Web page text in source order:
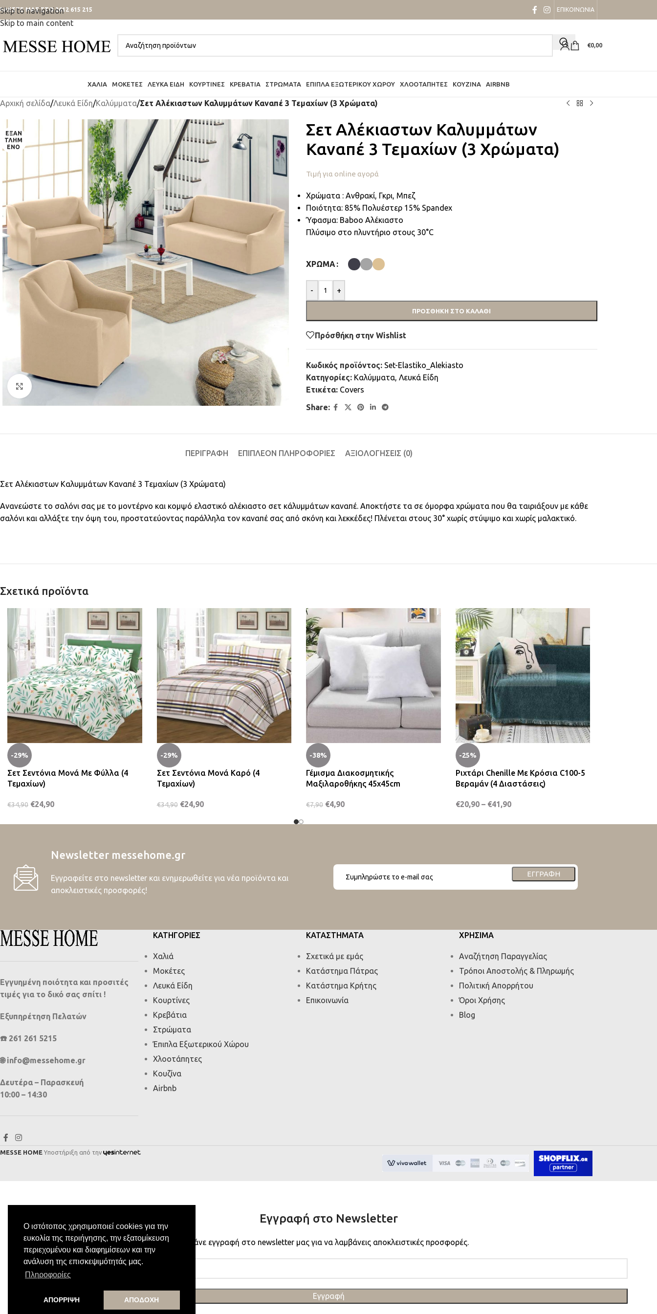
Ο ιστότοπος χρησιμοποιεί cookies για την
ευκολία της περιήγησης, την εξατομίκευση
περιεχομένου και διαφημίσεων και την
ανάλυση της επισκεψιμότητάς μας.
Πληροφορίες
ΑΠΟΡΡΙΨΗ ΑΠΟΔΟΧΗ
Skip to navigation
Skip to main content
ΜΑΣ ΣΤΟ 2612 615 215 ΕΠΙΚΟΙΝΩΝΙΑ
€0,00
ΧΑΛΙΆ ΜΟΚΈΤΕΣ ΛΕΥΚΆ ΕΊΔΗ ΚΟΥΡΤΊΝΕΣ ΚΡΕΒΆΤΙΑ ΣΤΡΏΜΑΤΑ ΈΠΙΠΛΑ ΕΞΩΤΕΡΙΚΟΎ ΧΏΡΟΥ ΧΛΟΟΤΆΠΗΤΕΣ ΚΟΥΖΊΝΑ AIRBNB
Αρχική σελίδα/Λευκά Είδη/Καλύμματα/Σετ Αλέκιαστων Καλυμμάτων Καναπέ 3 Τεμαχίων (3 Χρώματα)
ΕΞΑΝ
ΤΛΗΜ
ΈΝΟ
Κλικ για μεγέθυνση
Σετ Αλέκιαστων Καλυμμάτων
Καναπέ 3 Τεμαχίων (3 Χρώματα)
Τιμή για online αγορά
Χρώματα : Ανθρακί, Γκρι, Μπεζ
Ποιότητα: 85% Πολυέστερ 15% Spandex
Ύφασμα: Baboo Αλέκιαστο
Πλύσιμο στο πλυντήριο στους 30°C
ΧΡΏΜΑ
- +
ΠΡΟΣΘΉΚΗ ΣΤΟ ΚΑΛΆΘΙ
Πρόσθήκη στην Wishlist
Κωδικός προϊόντος: Set-Elastiko_Alekiasto
Κατηγορίες: Καλύμματα, Λευκά Είδη
Ετικέτα: Covers
Share:
ΠΕΡΙΓΡΑΦΉ ΕΠΙΠΛΈΟΝ ΠΛΗΡΟΦΟΡΊΕΣ ΑΞΙΟΛΟΓΉΣΕΙΣ (0)
Σετ Αλέκιαστων Καλυμμάτων Καναπέ 3 Τεμαχίων (3 Χρώματα)
Ανανεώστε το σαλόνι σας με το μοντέρνο και κομψό ελαστικό αλέκιαστο σετ κάλυμμάτων καναπέ. Αποκτήστε τα σε όμορφα χρώματα που θα ταιριάξουν με κάθε
σαλόνι και αλλάξτε την όψη του, προστατεύοντας παράλληλα τον καναπέ σας από σκόνη και λεκκέδες! Πλένεται στους 30° χωρίς στύψιμο και χωρίς μαλακτικό.
Σχετικά προϊόντα
-29%
Σετ Σεντόνια Μονά Με Φύλλα (4
Τεμαχίων)
€34,90 €24,90
-29%
Σετ Σεντόνια Μονά Καρό (4
Τεμαχίων)
€34,90 €24,90
-38%
Γέμισμα Διακοσμητικής
Μαξιλαροθήκης 45x45cm
€7,90 €4,90
-25%
Ριχτάρι Chenille Με Κρόσια C100-5
Βεραμάν (4 Διαστάσεις)
€20,90 – €41,90
Newsletter messehome.gr
Εγγραφείτε στο newsletter και ενημερωθείτε για νέα προϊόντα και
αποκλειστικές προσφορές!
ΕΓΓΡΑΦΉ
Εγγυημένη ποιότητα και προσιτές
τιμές για το δικό σας σπίτι !
Εξυπηρέτηση Πελατών
☎️ 261 261 5215
🌐 info@messehome.gr
Δευτέρα – Παρασκευή
10:00 – 14:30
ΚΑΤΗΓΟΡΙΕΣ
Χαλιά
Μοκέτες
Λευκά Είδη
Κουρτίνες
Κρεβάτια
Στρώματα
Έπιπλα Εξωτερικού Χώρου
Χλοοτάπητες
Κουζίνα
Airbnb
ΚΑΤΑΣΤΗΜΑΤΑ
Σχετικά με εμάς
Κατάστημα Πάτρας
Κατάστημα Κρήτης
Επικοινωνία
ΧΡΗΣΙΜΑ
Αναζήτηση Παραγγελίας
Τρόποι Αποστολής & Πληρωμής
Πολιτική Απορρήτου
Όροι Χρήσης
Blog
MESSE HOME Υποστήριξη από την
Εγγραφή στο Newsletter
Κάνε εγγραφή στο newsletter μας για να λαμβάνεις αποκλειστικές προσφορές.
Εγγραφή